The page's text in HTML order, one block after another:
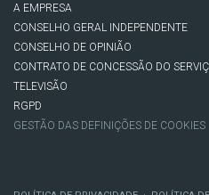
A EMPRESA
CONSELHO GERAL INDEPENDENTE
CONSELHO DE OPINIÃO
CONTRATO DE CONCESSÃO DO
TELEVISÃO
RGPD
GESTÃO DAS DEFINIÇÕES DE COOKIES